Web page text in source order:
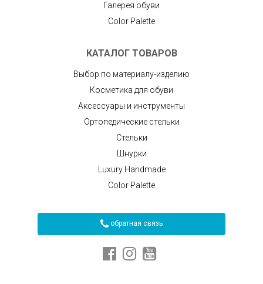
Галерея обуви
Color Palette
КАТАЛОГ ТОВАРОВ
Выбор по материалу-изделию
Косметика для обуви
Аксессуары и инструменты
Ортопедические стельки
Стельки
Шнурки
Luxury Handmade
Color Palette
обратная связь